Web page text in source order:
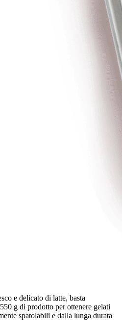
e delicato di latte, basta
g di prodotto per ottenere gelati
spatolabili e dalla lunga durata